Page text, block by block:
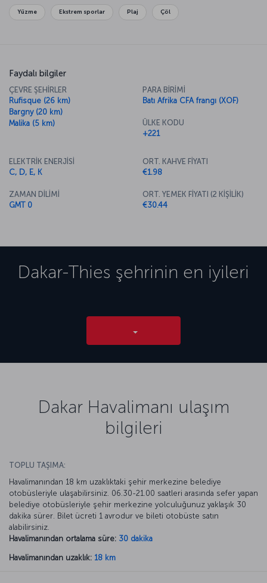
Yüzme Ekstrem sporlar Plaj Çöl
Faydalı bilgiler
ÇEVRE ŞEHİRLER
Rufisque (26 km)
Bargny (20 km)
Malika (5 km)
PARA BİRİMİ
Batı Afrika CFA frangı (XOF)
ÜLKE KODU
+221
ELEKTRİK ENERJİSİ
C, D, E, K
ZAMAN DİLİMİ
GMT 0
ORT. KAHVE FİYATI
€1.98
ORT. YEMEK FİYATI (2 KİŞİLİK)
€30.44
Dakar-Thies şehrinin en iyileri
Dakar Havalimanı ulaşım
bilgileri
TOPLU TAŞIMA:
Havalimanından 18 km uzaklıktaki şehir merkezine belediye
otobüsleriyle ulaşabilirsiniz. 06.30-21.00 saatleri arasında sefer yapan
belediye otobüsleriyle şehir merkezine yolculuğunuz yaklaşık 30
dakika sürer. Bilet ücreti 1 avrodur ve bileti otobüste satın
alabilirsiniz.
Havalimanından ortalama süre: 30 dakika
Havalimanından uzaklık: 18 km